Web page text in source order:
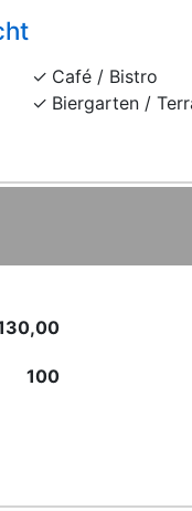
Café / Bistro
Biergarten /
100